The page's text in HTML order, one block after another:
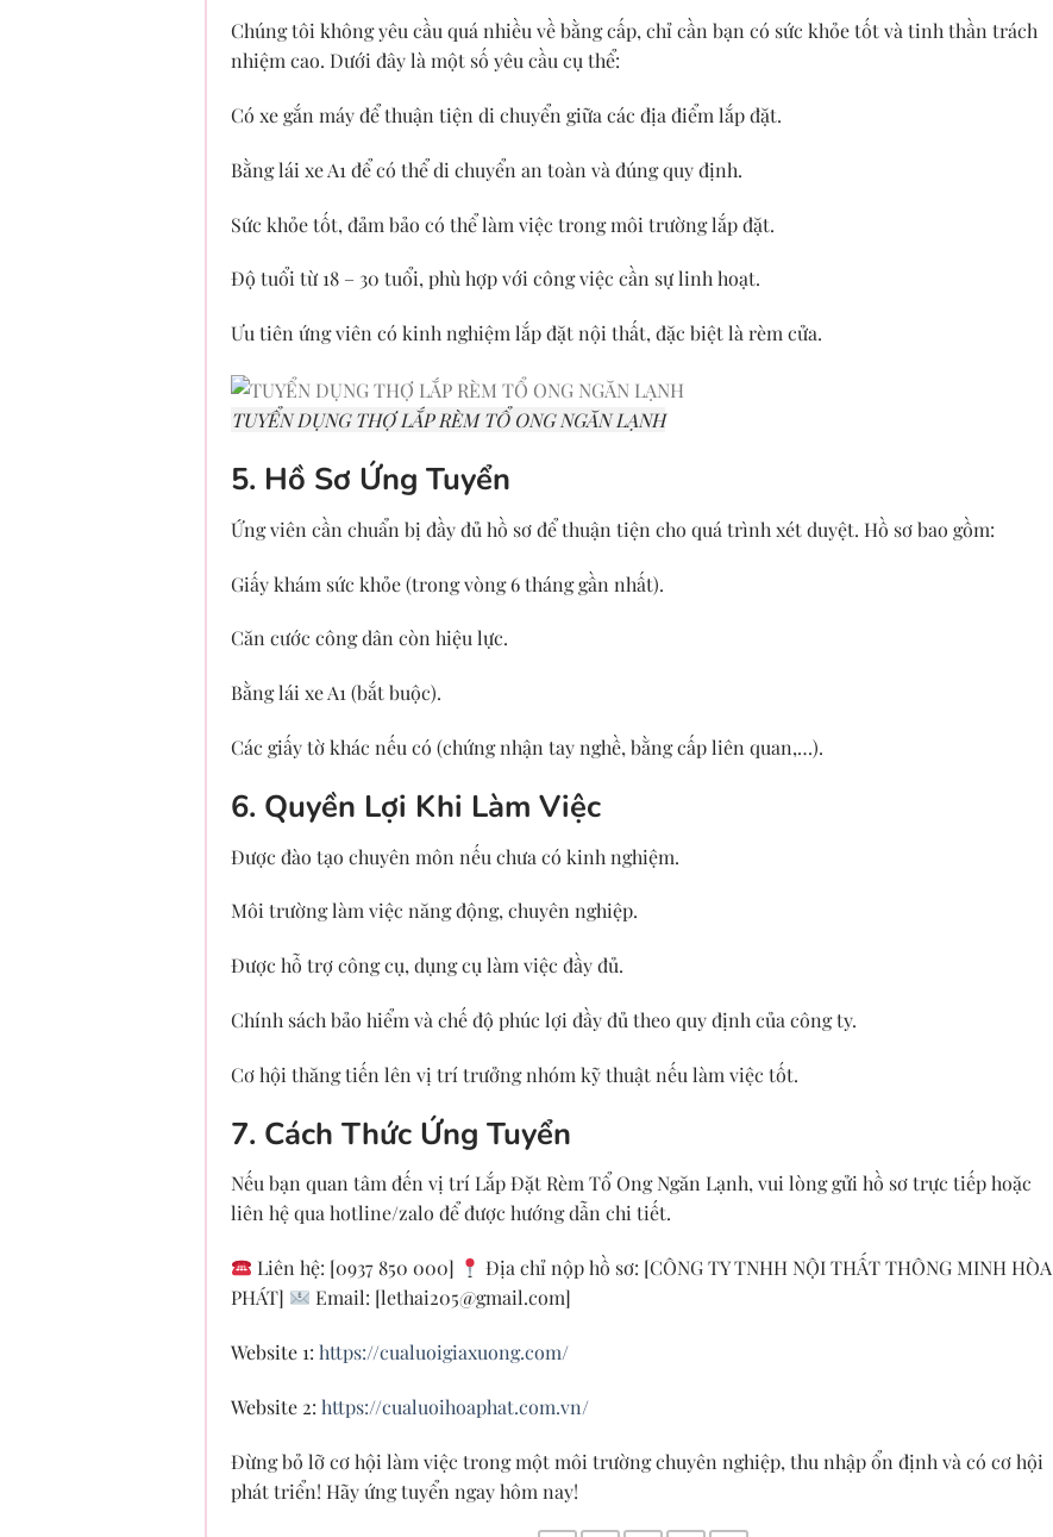
Chúng tôi không yêu cầu quá nhiều về bằng cấp, chỉ cần bạn có sức khỏe tốt và tinh thần trách
nhiệm cao. Dưới đây là một số yêu cầu cụ thể:
Có xe gắn máy để thuận tiện di chuyển giữa các địa điểm lắp đặt.
Bằng lái xe A1 để có thể di chuyển an toàn và đúng quy định.
Sức khỏe tốt, đảm bảo có thể làm việc trong môi trường lắp đặt.
Độ tuổi từ 18 – 30 tuổi, phù hợp với công việc cần sự linh hoạt.
Ưu tiên ứng viên có kinh nghiệm lắp đặt nội thất, đặc biệt là rèm cửa.
TUYỂN DỤNG THỢ LẮP RÈM TỔ ONG NGĂN LẠNH
5. Hồ Sơ Ứng Tuyển
Ứng viên cần chuẩn bị đầy đủ hồ sơ để thuận tiện cho quá trình xét duyệt. Hồ sơ bao gồm:
Giấy khám sức khỏe (trong vòng 6 tháng gần nhất).
Căn cước công dân còn hiệu lực.
Bằng lái xe A1 (bắt buộc).
Các giấy tờ khác nếu có (chứng nhận tay nghề, bằng cấp liên quan,…).
6. Quyền Lợi Khi Làm Việc
Được đào tạo chuyên môn nếu chưa có kinh nghiệm.
Môi trường làm việc năng động, chuyên nghiệp.
Được hỗ trợ công cụ, dụng cụ làm việc đầy đủ.
Chính sách bảo hiểm và chế độ phúc lợi đầy đủ theo quy định của công ty.
Cơ hội thăng tiến lên vị trí trưởng nhóm kỹ thuật nếu làm việc tốt.
7. Cách Thức Ứng Tuyển
Nếu bạn quan tâm đến vị trí Lắp Đặt Rèm Tổ Ong Ngăn Lạnh, vui lòng gửi hồ sơ trực tiếp hoặc
liên hệ qua hotline/zalo để được hướng dẫn chi tiết.
Liên hệ: [0937 850 000]
Địa chỉ nộp hồ sơ: [CÔNG TY TNHH NỘI THẤT THÔNG MINH HÒA
PHÁT]
Email: [lethai205@gmail.com]
Website 1: https://cualuoigiaxuong.com/
Website 2: https://cualuoihoaphat.com.vn/
Đừng bỏ lỡ cơ hội làm việc trong một môi trường chuyên nghiệp, thu nhập ổn định và có cơ hội
phát triển! Hãy ứng tuyển ngay hôm nay!